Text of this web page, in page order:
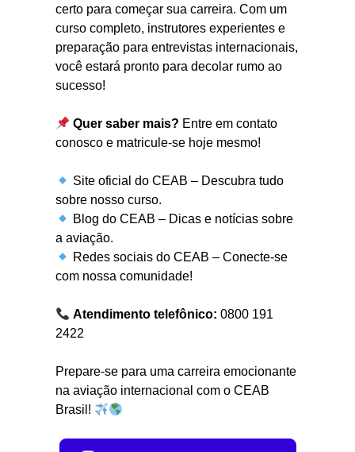
certo para começar sua carreira. Com um
curso completo, instrutores experientes e
preparação para entrevistas internacionais,
você estará pronto para decolar rumo ao
sucesso!
Quer saber mais? Entre em contato
conosco e matricule-se hoje mesmo!
Site oficial do CEAB – Descubra tudo
sobre nosso curso.
Blog do CEAB – Dicas e notícias sobre
a aviação.
Redes sociais do CEAB – Conecte-se
com nossa comunidade!
Atendimento telefônico: 0800 191
2422
Prepare-se para uma carreira emocionante
na aviação internacional com o CEAB
Brasil!